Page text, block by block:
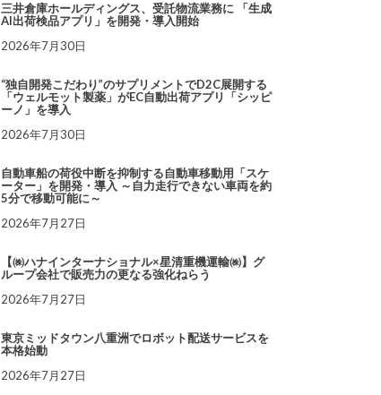
三井倉庫ホールディングス、受託物流業務に 「生成
AI出荷検品アプリ」を開発・導入開始
2026年7月30日
“独自開発こだわり”のサプリメントでD2C展開する
「ウェルモット製薬」がEC自動出荷アプリ「シッピ
ーノ」を導入
2026年7月30日
自動車船の荷役中断を抑制する自動車移動用「スケ
ーター」を開発・導入 ～自力走行できない車両を約
5分で移動可能に～
2026年7月27日
【㈱ハナインターナショナル×星清重機運輸㈱】グ
ループ会社で販売力の更なる強化ねらう
2026年7月27日
東京ミッドタウン八重洲でロボット配送サービスを
本格始動
2026年7月27日